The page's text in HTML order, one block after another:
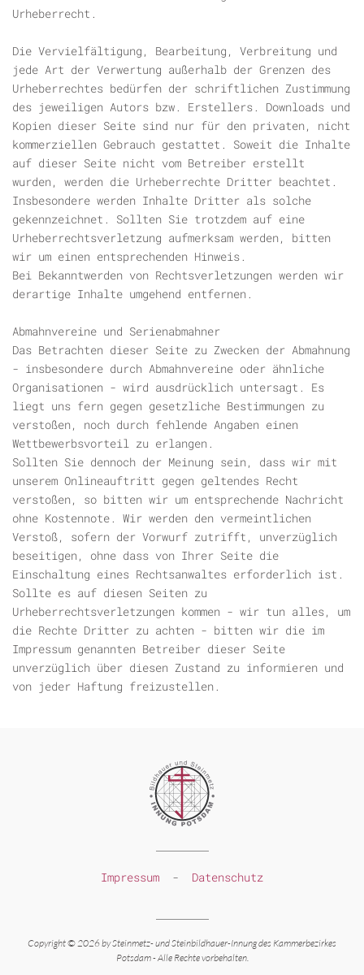
Urheberrecht.
Die Vervielfältigung, Bearbeitung, Verbreitung und
jede Art der Verwertung außerhalb der Grenzen des
Urheberrechtes bedürfen der schriftlichen Zustimmung
des jeweiligen Autors bzw. Erstellers. Downloads und
Kopien dieser Seite sind nur für den privaten, nicht
kommerziellen Gebrauch gestattet. Soweit die Inhalte
auf dieser Seite nicht vom Betreiber erstellt
wurden, werden die Urheberrechte Dritter beachtet.
Insbesondere werden Inhalte Dritter als solche
gekennzeichnet. Sollten Sie trotzdem auf eine
Urheberrechtsverletzung aufmerksam werden, bitten
wir um einen entsprechenden Hinweis.
Bei Bekanntwerden von Rechtsverletzungen werden wir
derartige Inhalte umgehend entfernen.
Abmahnvereine und Serienabmahner
Das Betrachten dieser Seite zu Zwecken der Abmahnung
- insbesondere durch Abmahnvereine oder ähnliche
Organisationen - wird ausdrücklich untersagt. Es
liegt uns fern gegen gesetzliche Bestimmungen zu
verstoßen, noch durch fehlende Angaben einen
Wettbewerbsvorteil zu erlangen.
Sollten Sie dennoch der Meinung sein, dass wir mit
unserem Onlineauftritt gegen geltendes Recht
verstoßen, so bitten wir um entsprechende Nachricht
ohne Kostennote. Wir werden den vermeintlichen
Verstoß, sofern der Vorwurf zutrifft, unverzüglich
beseitigen, ohne dass von Ihrer Seite die
Einschaltung eines Rechtsanwaltes erforderlich ist.
Sollte es auf diesen Seiten zu
Urheberrechtsverletzungen kommen - wir tun alles, um
die Rechte Dritter zu achten - bitten wir die im
Impressum genannten Betreiber dieser Seite
unverzüglich über diesen Zustand zu informieren und
von jeder Haftung freizustellen.
Impressum - Datenschutz
Copyright © 2026 by Steinmetz-und Steinbildhauer-Innung des Kammerbezirkes
Potsdam -Alle Rechte vorbehalten.